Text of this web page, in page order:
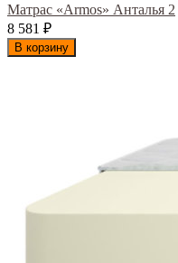
Матрас «Armos» Анталья 2
8 581
₽
В корзину